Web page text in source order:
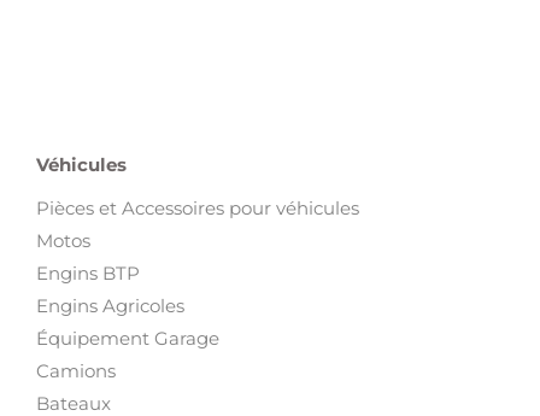
Véhicules
Pièces et Accessoires pour véhicules
Motos
Engins BTP
Engins Agricoles
Équipement Garage
Camions
Bateaux